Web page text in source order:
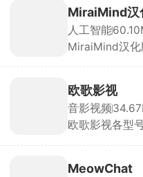
高端账号的需
多种租赁模式
时租赁或长期
笔订单都有平
MiraiMind汉
人工智能
MiraiMind汉化
多种不同性格
无论高冷、热
有独立的背景
可亲手创造专
欧歌影视
音影视频
欧歌影视各型
迅速。支持高
MeowChat